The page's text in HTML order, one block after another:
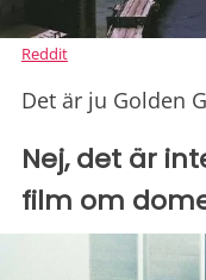
Reddit
Det är ju Golden
Nej, det är
film om